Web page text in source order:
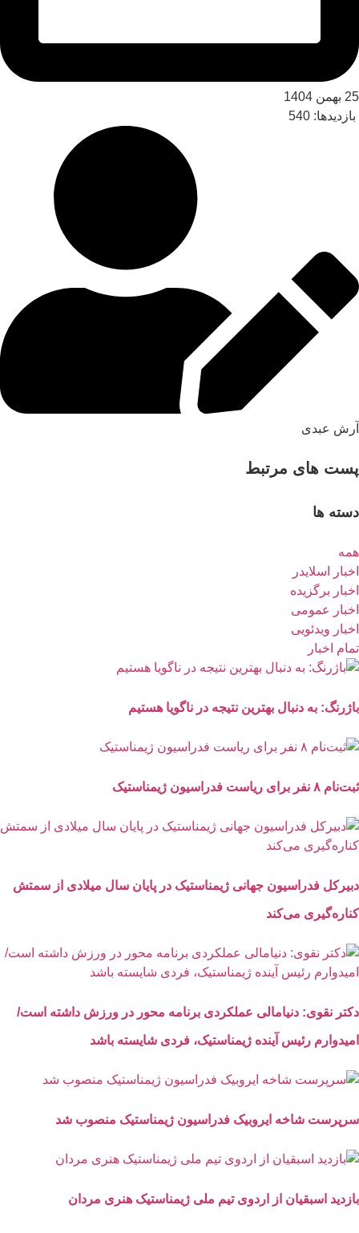
25 بهمن 1404
بازدیدها: 540
آرش عبدی
پست های مرتبط
دسته ها
همه
اخبار اسلایدر
اخبار برگزیده
اخبار عمومی
اخبار ویدئویی
تمام اخبار
باژرنگ: به دنبال بهترین نتیجه در ناگویا هستیم
ثبت‌نام ۸ نفر برای ریاست فدراسیون ژیمناستیک
دبیرکل فدراسیون جهانی ژیمناستیک در پایان سال میلادی از سمتش
کناره‌گیری می‌کند
دکتر نقوی: دنیامالی عملکردی برنامه محور در ورزش داشته است/
امیدوارم رئیس آینده ژیمناستیک، فردی شایسته باشد
سرپرست شاخه ایروبیک فدراسیون ژیمناستیک منصوب شد
بازدید اسبقیان از اردوی تیم ملی ژیمناستیک هنری مردان